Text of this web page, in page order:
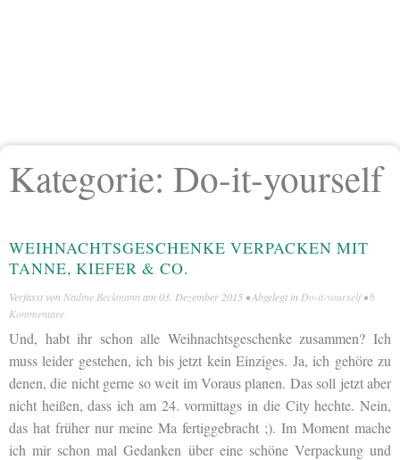
Kategorie: Do-it-yourself
WEIHNACHTSGESCHENKE VERPACKEN MIT
TANNE, KIEFER & CO.
Verfasst von Nadine Beckmann am 03. Dezember 2015 • Abgelegt in Do-it-yourself•6
Kommentare
Und, habt ihr schon alle Weihnachtsgeschenke zusammen? Ich
muss leider gestehen, ich bis jetzt kein Einziges. Ja, ich gehöre zu
denen, die nicht gerne so weit im Voraus planen. Das soll jetzt aber
nicht heißen, dass ich am 24. vormittags in die City hechte. Nein,
das hat früher nur meine Ma fertiggebracht ;). Im Moment mache
ich mir schon mal Gedanken über eine schöne Verpackung und